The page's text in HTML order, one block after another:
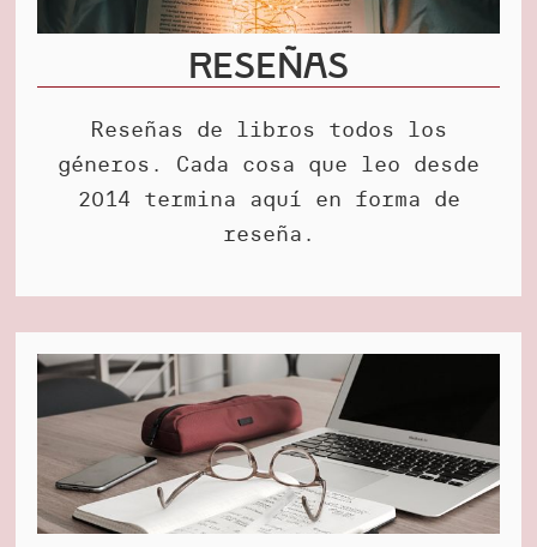
Reseñas
Reseñas de libros todos los
géneros. Cada cosa que leo desde
2014 termina aquí en forma de
reseña.